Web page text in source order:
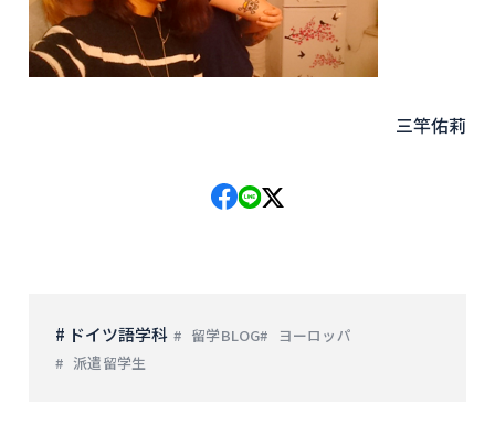
三竿佑莉
# ドイツ語学科 留学BLOG
ヨーロッパ
派遣留学生